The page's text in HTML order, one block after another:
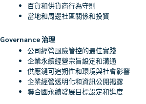
百貨和供貨商行為守則
當地和周邊社區關係和投資
Governance治理
公司經營風險管控的最佳實踐
企業永續經營宗旨設定和溝通
供應鏈可追朔性和環境與社會影響
企業經營透明化和資訊公開揭露
聯合國永續發展目標設定和進度